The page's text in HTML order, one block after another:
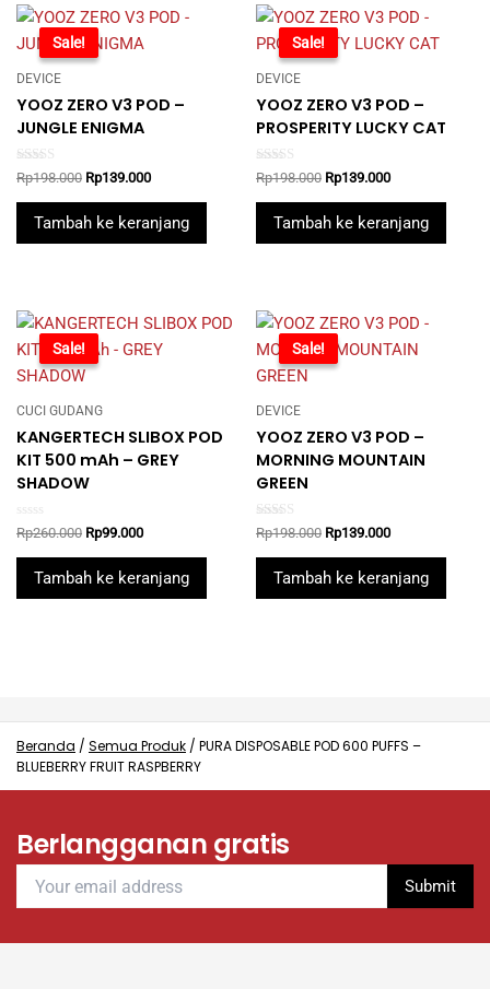
-30%
Sale!
DEVICE
YOOZ ZERO V3 POD –
JUNGLE ENIGMA
Rated
5.00
out of 5
Rp198.000 Original
was:
Rp198.000.
Rp139.000Current
is:
Rp139.000.
Tambah ke keranjang
-30%
Sale!
DEVICE
YOOZ ZERO V3 POD –
PROSPERITY LUCKY CAT
Rated
5.00
out of 5
Rp198.000 Original
was:
Rp198.000.
Rp139.000Current
is:
Rp139.000.
Tambah ke keranjang
-62%
Sale!
CUCI GUDANG
KANGERTECH SLIBOX POD
KIT 500 mAh – GREY
SHADOW
Rated
0
out
Rp260.000 Original
was:
Rp260.000.
Rp99.000Current
Rp99.000.
Tambah ke keranjang
-30%
Sale!
DEVICE
YOOZ ZERO V3 POD –
MORNING MOUNTAIN
GREEN
Rated
5.00
out of 5
Rp198.000 Original
was:
Rp198.000.
Rp139.000Current
is:
Rp139.000.
Tambah ke keranjang
Beranda / Semua Produk / PURA DISPOSABLE POD 600 PUFFS –
BLUEBERRY FRUIT RASPBERRY
Berlangganan gratis